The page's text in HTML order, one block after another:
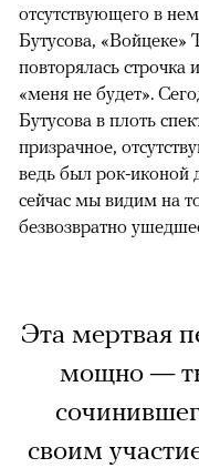
отсутствующего в
Бутусова, «Войцеке»
повторялась
«меня не будет».
Бутусова в плоть
призрачное,
ведь был рок-иконой
сейчас мы видим на
безвозвратно
Эта мертвая
мощно —
своим